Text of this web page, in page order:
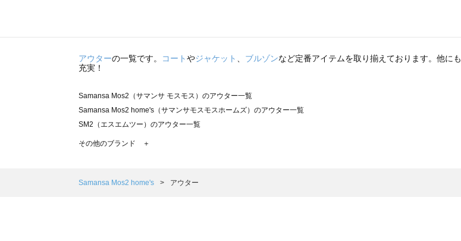
アウターの一覧です。 コートやジャケット 、 ブルゾンなど定番アイテムを取り揃えております。他にも
充実！
Samansa Mos2（サマンサ モスモス）のアウター一覧
Samansa Mos2 home's（サマンサモスモスホームズ）のアウター一覧
SM2（エスエムツー）のアウター一覧
TSUHARU by Samansa Mos2（ツハルバイサマンサモスモス）のアウター一覧
Samansa Mos2 Lagom（サマンサモスモス ラーゴム）のアウター一覧
その他のブランド ＋
Samansa Mos2 home's アウター